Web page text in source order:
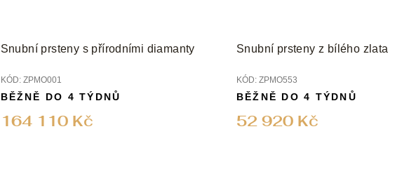
Snubní prsteny s přírodními diamanty
KÓD: ZPMO001
164 110 Kč
BĚŽNĚ DO 4 TÝDNŮ
Snubní prsteny z bílého zlata
KÓD: ZPMO553
52 920 Kč
BĚŽNĚ DO 4 TÝDNŮ